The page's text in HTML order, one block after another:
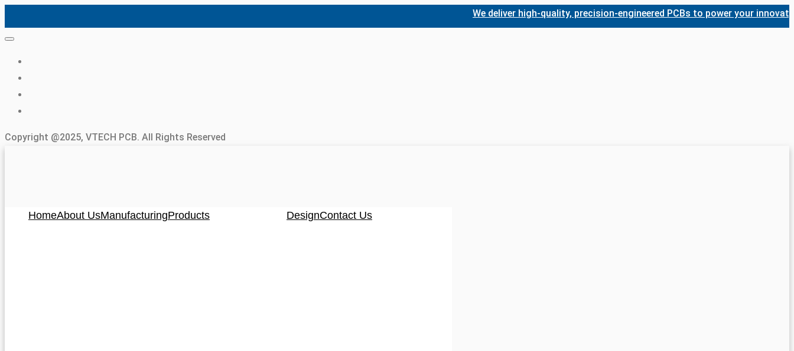
We deliver high-quality, precision-engineered PCBs to power your innovations.
Copyright @2025, VTECH PCB. All Rights Reserved
HomeAbout UsManufacturingProducts DesignContact Us